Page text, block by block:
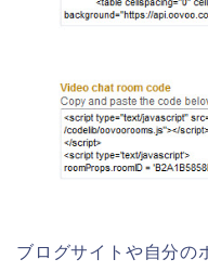
ブログサイトや自分の